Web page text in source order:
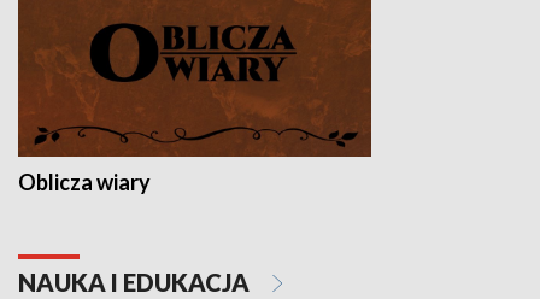
Oblicza wiary
NAUKA I EDUKACJA